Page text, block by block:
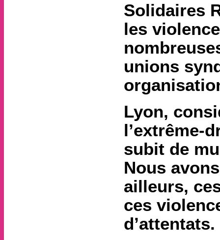
Solidaires
les
unions
Lyon,
l’extrême-
subit de
Nous
ailleurs,
ces